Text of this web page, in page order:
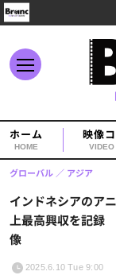
ホーム
HOME
映像
VIDEO
インドネシアのア
上最高興収を記録
像
グローバル アジア
2025.6.10 Tue 9:00